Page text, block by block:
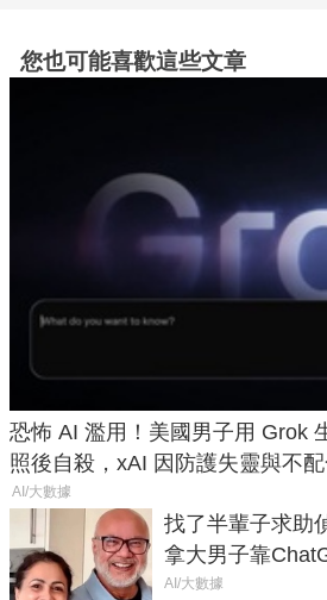
您也可能喜歡這些文章
恐怖 AI 濫用！美國男子用 Grok
照後自殺，xAI 因防護失靈與不
AI/大數據
找了半輩子求助
拿大男子靠
50年家人
AI/大數據